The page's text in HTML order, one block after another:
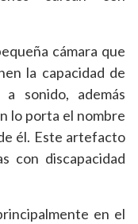
cámara que
la capacidad de
sonido, además
lo porta el nombre
él. Este artefacto
con discapacidad
en el